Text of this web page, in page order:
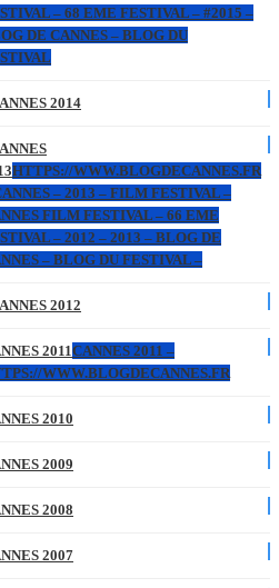
– 68 EME FESTIVAL – #2015 –
DE CANNES – BLOG DU
2014
HTTPS://WWW.BLOGDECANNES.FR
– 2013 – FILM FESTIVAL –
FILM FESTIVAL – 66 EME
– 2012 – 2013 – BLOG DE
– BLOG DU FESTIVAL –
2012
2011CANNES 2011 –
WWW.BLOGDECANNES.FR
2010
2009
2008
2007